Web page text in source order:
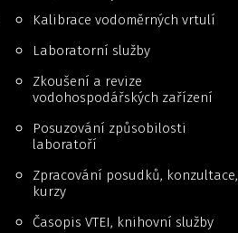
Kalibrace vodoměrných vrtulí
Laboratorní služby
Zkoušení a revize
vodohospodářských zařízení
Posuzování způsobilosti
laboratoří
Zpracování posudků, konzultace,
kurzy
Časopis VTEI, knihovní služby